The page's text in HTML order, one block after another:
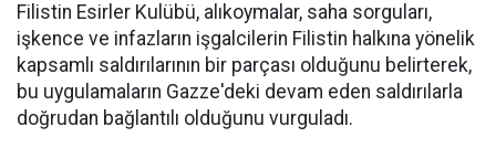
Filistin Esirler Kulübü, alıkoymalar, saha sorguları,
işkence ve infazların işgalcilerin Filistin halkına yönelik
kapsamlı saldırılarının bir parçası olduğunu belirterek,
bu uygulamaların Gazze'deki devam eden saldırılarla
doğrudan bağlantılı olduğunu vurguladı.